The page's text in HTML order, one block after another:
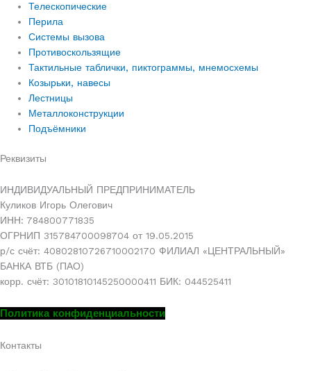
Телескопические
Перила
Системы вызова
Противоскользящие
Тактильные таблички, пиктограммы, мнемосхемы
Козырьки, навесы
Лестницы
Металлоконструкции
Подъёмники
Реквизиты
ИНДИВИДУАЛЬНЫЙ ПРЕДПРИНИМАТЕЛЬ
Куликов Игорь Олегович
ИНН: 784800771835
ОГРНИП 315784700098704 от 19.05.2015
р/с счёт: 40802810726710002170 ФИЛИАЛ «ЦЕНТРАЛЬНЫЙ»
БАНКА ВТБ (ПАО)
корр. счёт: 30101810145250000411 БИК: 044525411
Политика конфиденциальности
Контакты